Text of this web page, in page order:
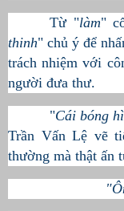
Từ "làm"
thinh" chủ ý để
trách nhiệm với
người đưa thư.
"Cái bóng
Trần Vấn Lệ vẽ
thường mà thật ấn